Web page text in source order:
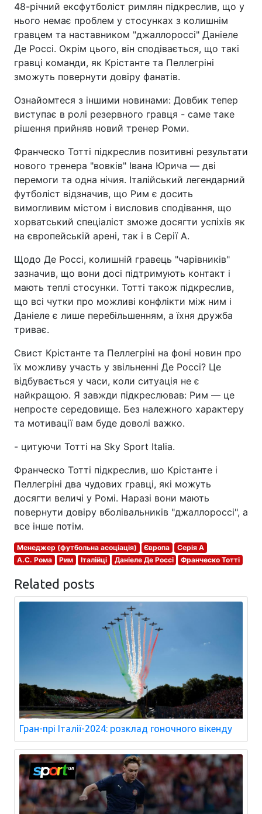
48-річний ексфутболіст римлян підкреслив, що у
нього немає проблем у стосунках з колишнім
гравцем та наставником "джаллороссі" Даніеле
Де Россі. Окрім цього, він сподівається, що такі
гравці команди, як Крістанте та Пеллегріні
зможуть повернути довіру фанатів.
Ознайомтеся з іншими новинами: Довбик тепер
виступає в ролі резервного гравця - саме таке
рішення прийняв новий тренер Роми.
Франческо Тотті підкреслив позитивні результати
нового тренера "вовків" Івана Юрича — дві
перемоги та одна нічия. Італійський легендарний
футболіст відзначив, що Рим є досить
вимогливим містом і висловив сподівання, що
хорватський спеціаліст зможе досягти успіхів як
на європейській арені, так і в Серії А.
Щодо Де Россі, колишній гравець "чарівників"
зазначив, що вони досі підтримують контакт і
мають теплі стосунки. Тотті також підкреслив,
що всі чутки про можливі конфлікти між ним і
Даніеле є лише перебільшенням, а їхня дружба
триває.
Свист Крістанте та Пеллегріні на фоні новин про
їх можливу участь у звільненні Де Россі? Це
відбувається у часи, коли ситуація не є
найкращою. Я завжди підкреслював: Рим — це
непросте середовище. Без належного характеру
та мотивації вам буде доволі важко.
- цитуючи Тотті на Sky Sport Italia.
Франческо Тотті підкреслив, шо Крістанте і
Пеллегріні два чудових гравці, які можуть
досягти величі у Ромі. Наразі вони мають
повернути довіру вболівальників "джаллороссі", а
все інше потім.
Менеджер (футбольна асоціація) Європа
Серія A
А.С. Рома
Рим Італійці Даніеле Де Россі Франческо Тотті
Related posts
Гран-прі Італії-2024: розклад гоночного вікенду